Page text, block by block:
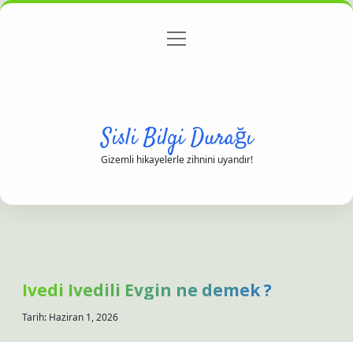
Gizlilik Politikası
menüyü
Sisli Bilgi Durağı
Gizemli hikayelerle zihnini uyandır!
Ivedi Ivedili Evgin ne demek ?
Tarih: Haziran 1, 2026